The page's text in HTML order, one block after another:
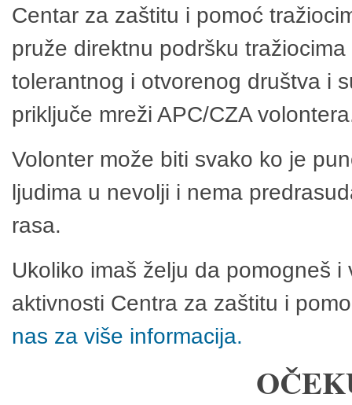
Centar za zaštitu i pomoć
pruže direktnu podršku
tolerantnog i otvorenog društva i
priključe mreži APC/CZA
Volonter može biti svako ko je
ljudima u nevolji i nema
rasa.
Ukoliko imaš želju da pomogneš
aktivnosti Centra za zaštitu i
nas za više informacija.